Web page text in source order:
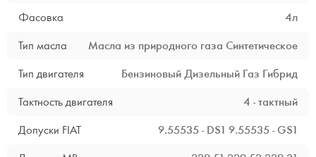
Фасовка
4л
Тип масла
Масла из природного газа Синтетическое
Тип двигателя
БензиновыйДизельный Газ Гибрид
Тактность двигателя
4 - тактный
Допуски FIAT
9.55535 - DS1 9.55535 - GS1